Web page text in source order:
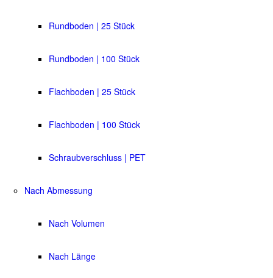
Rundboden | 25 Stück
Rundboden | 100 Stück
Flachboden | 25 Stück
Flachboden | 100 Stück
Schraubverschluss | PET
Nach Abmessung
Nach Volumen
Nach Länge